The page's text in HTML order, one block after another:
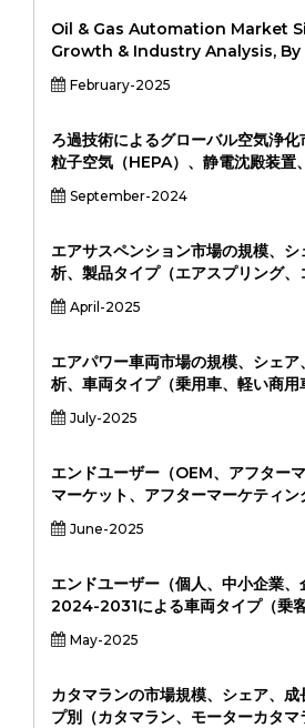
サー）、エンドユーザー（OEM、
ー）、および地域分析、地域分析
Oil & Gas Automation Market
Growth & Industry Analysis,
(Supervisory Control and Data
(SCADA), Distributed Control
Instrumented Systems (SIS),
User (Upstream, Midstream,
Technology (IoT, AI, Cloud
Learning, Big Data Analytics),
February-2025
ろ過技術によるグローバル空気浄
粒子空気（HEPA）、静電沈殿装置
（ポータブル空気清浄機、インダク
ンドユーザー（住宅、商業、産業）
史的データ、および予測2024-
September-2024
エアサスペンション市場の規模、
析、製品タイプ（エアスプリング、
撃吸収体、制御システム）、アプリ
車、商用車、オフロード車両、公共
フリカ、南アメリカ）、地域分析
April-2025
エアパワー車両市場の規模、シェ
析、車両タイプ（乗用車、軽い商
他）、テクノロジー（シングルエネ
アルエネルギーモード（ハイブリッ
ィなど）、地域分析、2024-20311
July-2025
エンドユーザー（OEM、アフター
マーケット、アフターマーケティン
個々の消費者）、地域分析、2024
ーション（エンジンとトランスミッ
ム）による製品タイプ（潤滑剤、ク
ト、ブレーキ液、クリーナー＆脱
ーラント）別の製品タイプ（潤滑剤
ラント、ブレーキ液、クリーナー＆
産業分析）
June-2025
エンドユーザー（個人、中小企業、
2024-2031による車両タイプ（乗客
重い商業車両）によるリースタイプ
リース、サブスクリプションベース
May-2025
カタマランの市場規模、シェア、成
プ別（カタマラン、モーターカタマ